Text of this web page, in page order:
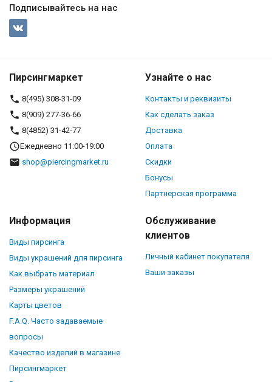
Подписывайтесь на нас
Пирсингмаркет
8(495) 308-31-09
8(909) 277-36-66
8(4852) 31-42-77
Ежедневно 11:00-19:00
shop@piercingmarket.ru
Узнайте о нас
Контакты и реквизиты
Как сделать заказ
Доставка
Оплата
Скидки
Бонусы
Партнерская программа
Информация
Виды пирсинга
Виды украшений для пирсинга
Как выбрать материал
Размеры украшений
Карты цветов
F.A.Q. Часто задаваемые
вопросы
Качество изделий в магазине
Пирсингмаркет
Обслуживание
клиентов
Личный кабинет покупателя
Ваши заказы